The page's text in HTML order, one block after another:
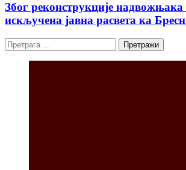
Због реконструкције
искључена јавна расвета ка
Претрага
за: